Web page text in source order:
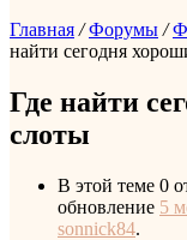
Главная / Форумы /
найти сегодня
Где найти
слоты
В этой теме 0
обновление 5
sonnick84.